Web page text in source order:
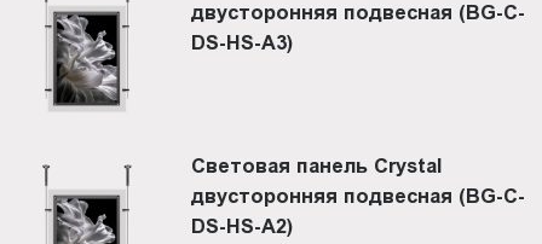
двусторонняя подвесная (BG-C-
DS-HS-A3)
Световая панель Crystal
двусторонняя подвесная (BG-C-
DS-HS-A2)